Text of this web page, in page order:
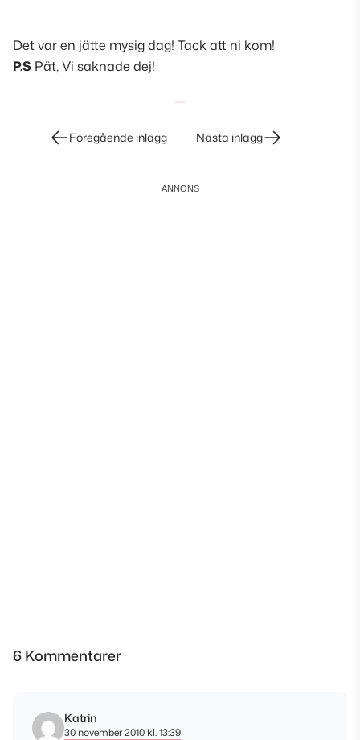
Det var en jätte mysig dag! Tack att ni kom!
P.S Pät, Vi saknade dej!
InläggsnavigeringFöregående inlägg Nästa inlägg
6 Kommentarer
Katrin
30 november 2010 kl. 13:39